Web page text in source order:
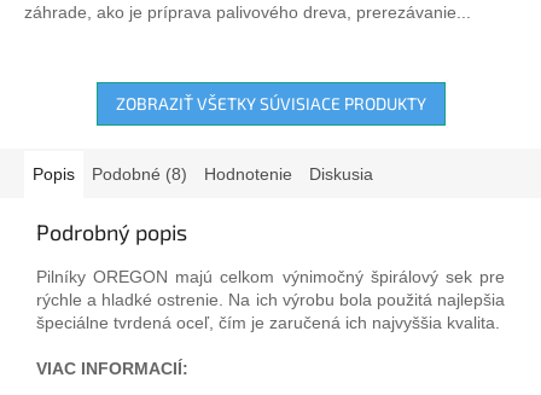
záhrade, ako je príprava palivového dreva, prerezávanie...
ZOBRAZIŤ VŠETKY SÚVISIACE PRODUKTY
Popis Podobné (8) Hodnotenie Diskusia
Podrobný popis
Pilníky OREGON majú celkom výnimočný špirálový sek pre
rýchle a hladké ostrenie. Na ich výrobu bola použitá najlepšia
špeciálne tvrdená oceľ, čím je zaručená ich najvyššia kvalita.
VIAC INFORMACIÍ: